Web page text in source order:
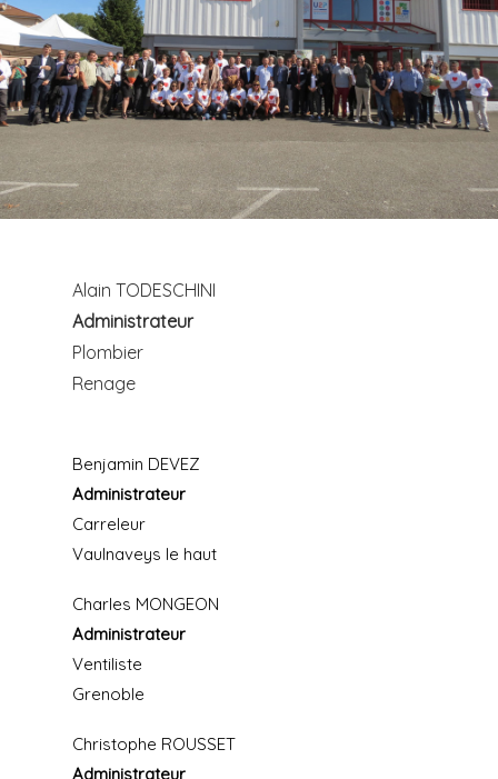
Alain TODESCHINI
Administrateur
Plombier
Renage
Benjamin DEVEZ
Administrateur
Carreleur
Vaulnaveys le haut
Charles MONGEON
Administrateur
Ventiliste
Grenoble
Christophe ROUSSET
Administrateur